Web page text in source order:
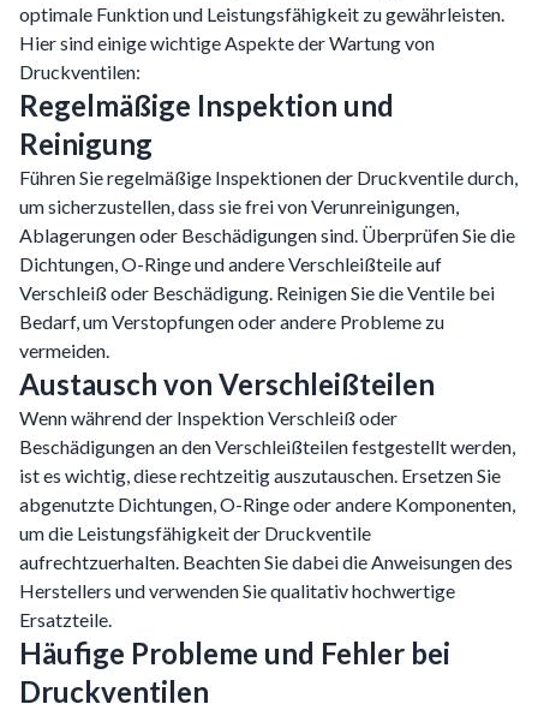
optimale Funktion und Leistungsfähigkeit zu gewährleisten.
Hier sind einige wichtige Aspekte der Wartung von
Druckventilen:
Regelmäßige Inspektion und
Reinigung
Führen Sie regelmäßige Inspektionen der Druckventile durch,
um sicherzustellen, dass sie frei von Verunreinigungen,
Ablagerungen oder Beschädigungen sind. Überprüfen Sie die
Dichtungen, O-Ringe und andere Verschleißteile auf
Verschleiß oder Beschädigung. Reinigen Sie die Ventile bei
Bedarf, um Verstopfungen oder andere Probleme zu
vermeiden.
Austausch von Verschleißteilen
Wenn während der Inspektion Verschleiß oder
Beschädigungen an den Verschleißteilen festgestellt werden,
ist es wichtig, diese rechtzeitig auszutauschen. Ersetzen Sie
abgenutzte Dichtungen, O-Ringe oder andere Komponenten,
um die Leistungsfähigkeit der Druckventile
aufrechtzuerhalten. Beachten Sie dabei die Anweisungen des
Herstellers und verwenden Sie qualitativ hochwertige
Ersatzteile.
Häufige Probleme und Fehler bei
Druckventilen